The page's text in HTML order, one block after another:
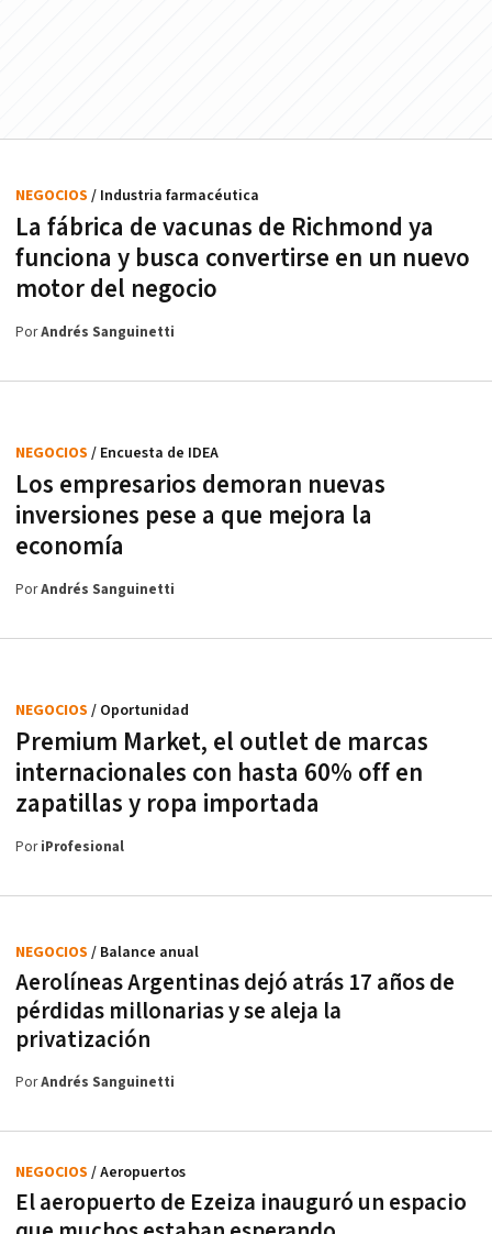
La fábrica de vacunas de Richmond ya
funciona y busca convertirse en un nuevo
motor del negocio
NEGOCIOS / Industria farmacéutica
PorAndrés Sanguinetti
Los empresarios demoran nuevas
inversiones pese a que mejora la
economía
NEGOCIOS / Encuesta de IDEA
PorAndrés Sanguinetti
Premium Market, el outlet de marcas
internacionales con hasta 60% off en
zapatillas y ropa importada
NEGOCIOS / Oportunidad
PoriProfesional
Aerolíneas Argentinas dejó atrás 17 años de
pérdidas millonarias y se aleja la
privatización
NEGOCIOS / Balance anual
PorAndrés Sanguinetti
El aeropuerto de Ezeiza inauguró un espacio
NEGOCIOS / Aeropuertos